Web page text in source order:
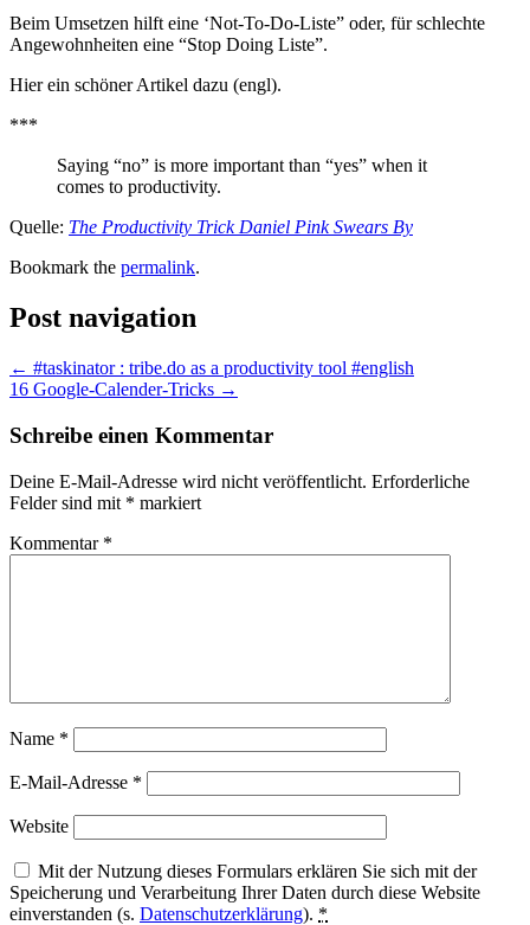
Beim Umsetzen hilft eine ‘Not-To-Do-Liste” oder, für schlechte
Angewohnheiten eine “Stop Doing Liste”.
Hier ein schöner Artikel dazu (engl).
***
Saying “no” is more important than “yes” when it
comes to productivity.
Quelle: The Productivity Trick Daniel Pink Swears By
Bookmark the permalink.
Post navigation
← #taskinator : tribe.do as a productivity tool #english
16 Google-Calender-Tricks →
Schreibe einen Kommentar
Deine E-Mail-Adresse wird nicht veröffentlicht. Erforderliche
Felder sind mit * markiert
Kommentar *
Name *
E-Mail-Adresse *
Website
Mit der Nutzung dieses Formulars erklären Sie sich mit der
Speicherung und Verarbeitung Ihrer Daten durch diese Website
einverstanden (s. Datenschutzerklärung). *